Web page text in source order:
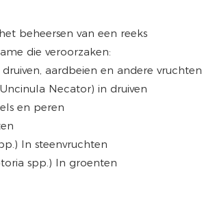
beheersen van een reeks
die veroorzaken:
aardbeien en andere vruchten
Necator) in druiven
en peren
In steenvruchten
spp.) In groenten